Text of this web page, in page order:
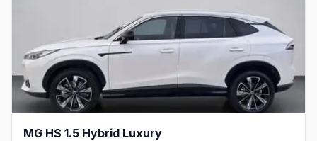
MG HS 1.5 Hybrid Luxury